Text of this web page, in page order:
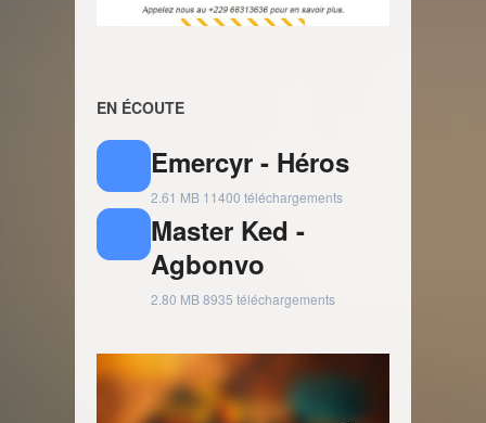
EN ÉCOUTE
Emercyr - Héros
2.61 MB 11400 téléchargements
Master Ked -
Agbonvo
2.80 MB8935 téléchargements